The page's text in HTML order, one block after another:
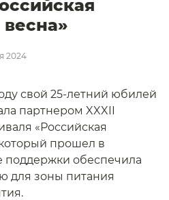
2024
свой 25-летний юбилей
партнером XXXII
«Российская
прошел в
поддержки обеспечила
для зоны питания